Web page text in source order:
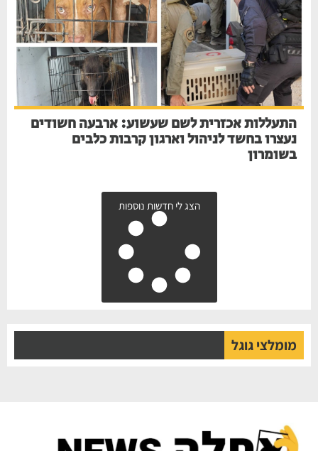
התעללות אכזרית לשם שעשוע: ארבעה חשודים
נעצרו בחשד לניהול וארגון קרבות כלבים
בשומרון
הצג לי חדשות נוספות
מומלצי גוגל